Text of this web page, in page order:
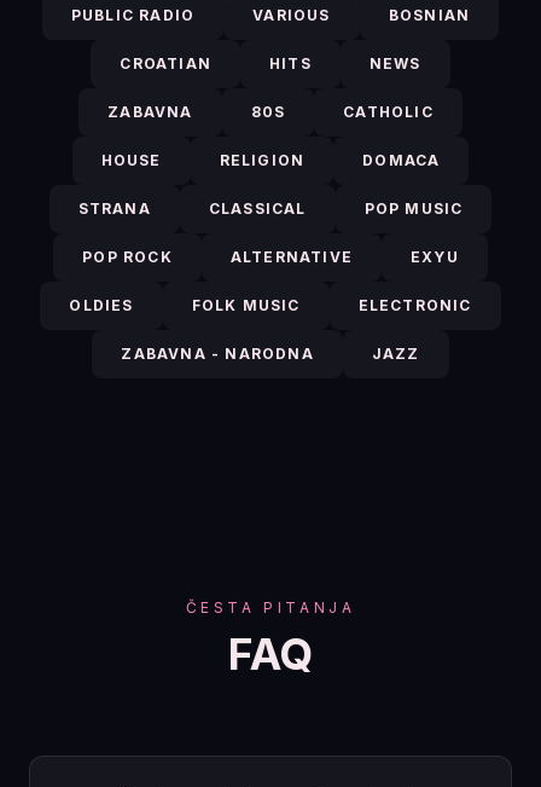
PUBLIC RADIO VARIOUS BOSNIAN
CROATIAN HITS NEWS
ZABAVNA 80S CATHOLIC
HOUSE RELIGION DOMACA
STRANA CLASSICAL POP MUSIC
POP ROCK ALTERNATIVE EXYU
OLDIES FOLK MUSIC ELECTRONIC
ZABAVNA - NARODNA JAZZ
ČESTA PITANJA
FAQ